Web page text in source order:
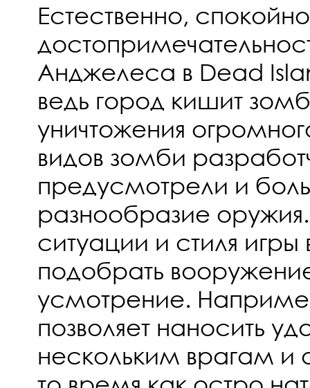
Естественно, спокойно
Анджелеса в Dead
ведь город кишит
уничтожения
видов зомби
предусмотрели и
разнообразие
ситуации и стиля
подобрать
усмотрение.
позволяет наносить
нескольким врагам и